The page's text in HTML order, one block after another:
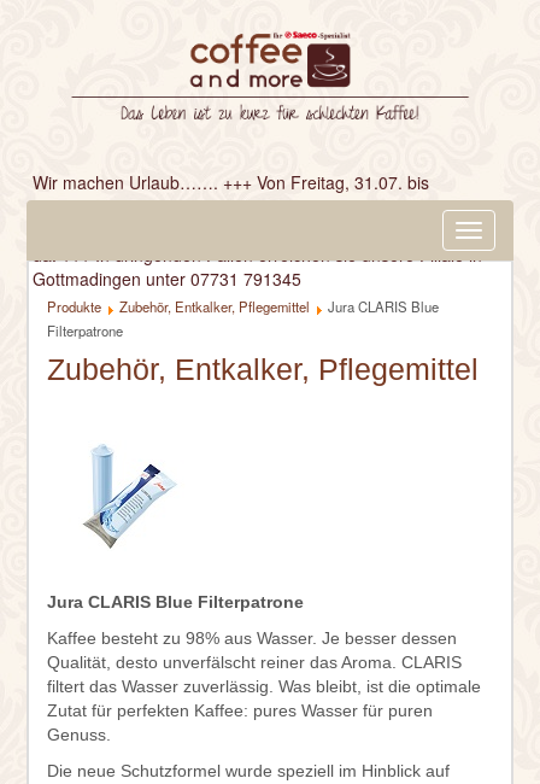
Wir machen Urlaub……. +++ Von Freitag, 31.07. bis
einschließlich Freitag, 14.08. bleibt unser Geschäft
geschlossen. +++ Ab Montag, 17.08. sind wir wieder für Sie
da. +++ In dringenden Fällen erreichen sie unsere Filiale in
Gottmadingen unter 07731 791345
ein-/
Produkte Zubehör, Entkalker, Pflegemittel
Jura CLARIS Blue
Filterpatrone
Zubehör, Entkalker, Pflegemittel
Jura CLARIS Blue Filterpatrone
Kaffee besteht zu 98% aus Wasser. Je besser dessen
Qualität, desto unverfälscht reiner das Aroma. CLARIS
filtert das Wasser zuverlässig. Was bleibt, ist die optimale
Zutat für perfekten Kaffee: pures Wasser für puren
Genuss.
Die neue Schutzformel wurde speziell im Hinblick auf